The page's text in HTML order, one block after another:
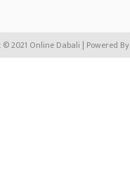
2021 Online Dabali | Powered By